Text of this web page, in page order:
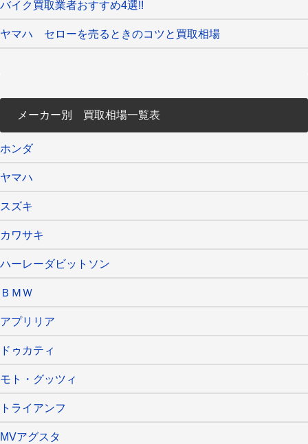
バイク買取業者おすすめ4選!!
ヤマハ セローを売るときのコツと買取相場
メーカー別 買取相場一覧表
ホンダ
ヤマハ
スズキ
カワサキ
ハーレーダビットソン
ＢＭＷ
アプリリア
ドゥカティ
モト・グッツィ
トライアンフ
MVアグスタ